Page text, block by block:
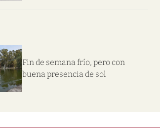
Fin de semana frío, pero con
buena presencia de sol